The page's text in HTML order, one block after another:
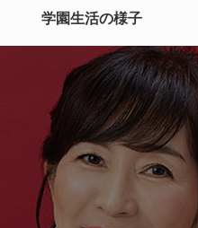
学園生活の様子